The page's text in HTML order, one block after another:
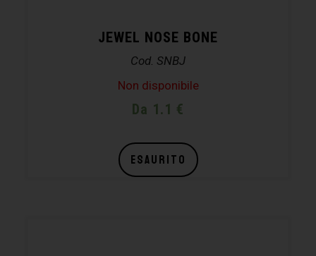
JEWEL NOSE BONE
Cod. SNBJ
Non disponibile
Da 1.1 €
ESAURITO